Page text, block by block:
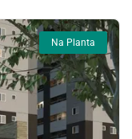
Na Planta